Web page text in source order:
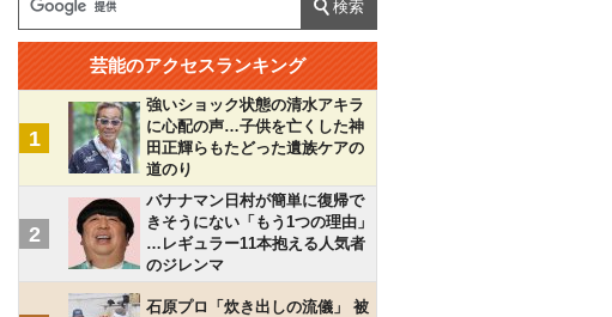
芸能のアクセスランキング
1
強いショック状態の清水アキラ
に心配の声…子供を亡くした神
田正輝らもたどった遺族ケアの
道のり
2
バナナマン日村が簡単に復帰で
きそうにない「もう1つの理由」
…レギュラー11本抱える人気者
のジレンマ
石原プロ「炊き出しの流儀」 被